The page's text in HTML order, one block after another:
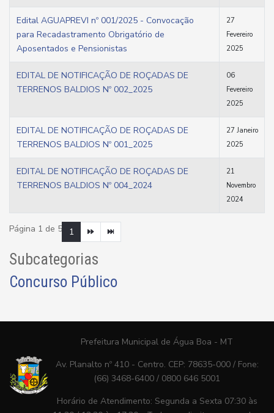
Edital AGUAPREVI nº 001/2025 - Convocação
para Recadastramento Obrigatório de
Aposentados e Pensionistas
27
Fevereiro
2025
EDITAL DE NOTIFICAÇÃO DE ROÇADAS DE
TERRENOS BALDIOS Nº 002_2025
06
Fevereiro
2025
EDITAL DE NOTIFICAÇÃO DE ROÇADAS DE
TERRENOS BALDIOS Nº 001_2025
27 Janeiro
2025
EDITAL DE NOTIFICAÇÃO DE ROÇADAS DE
TERRENOS BALDIOS Nº 004_2024
21
Novembro
2024
Página 1 de 5 1
Subcategorias
Concurso Público
Prefeitura Municipal de Água Boa - MT
Av. Planalto nº 410 - Centro. CEP: 78635-000 / Fone:
(66) 3468-6400 / 0800 646 5001
Horário de Atendimento: Segunda a Sexta 07:30 às